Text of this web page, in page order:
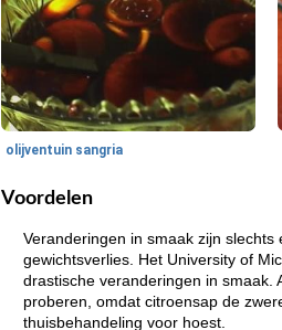
olijventuin sangria
Voordelen
Veranderingen in smaak zijn
gewichtsverlies. Het University of
drastische veranderingen in smaak.
proberen, omdat citroensap de
thuisbehandeling voor hoest.